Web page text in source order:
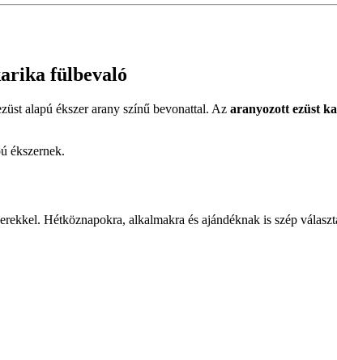
fülbevaló
alapú ékszer arany színű bevonattal. Az aranyozott ezüst
ékszernek.
Hétköznapokra, alkalmakra és ajándéknak is szép